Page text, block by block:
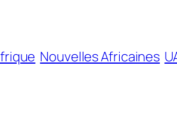
Nouvelles Africaines